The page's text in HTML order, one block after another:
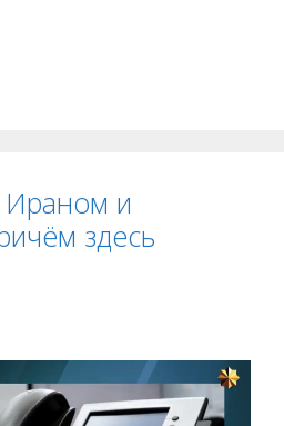
Ираном и
здесь